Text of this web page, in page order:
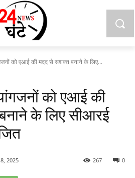
को एआई की मदद से सशक्त बनाने के लिए...
को एआई की
के लिए सीआरई
2025 0
267